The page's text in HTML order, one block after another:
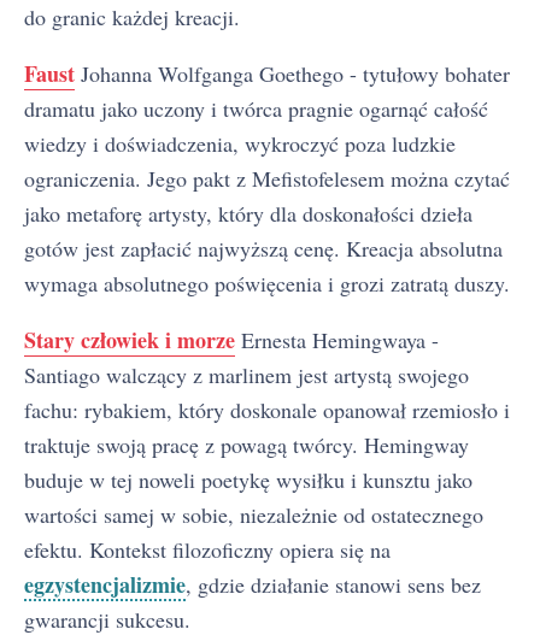
do granic każdej kreacji.
Faust Johanna Wolfganga Goethego - tytułowy bohater
dramatu jako uczony i twórca pragnie ogarnąć całość
wiedzy i doświadczenia, wykroczyć poza ludzkie
ograniczenia. Jego pakt z Mefistofelesem można czytać
jako metaforę artysty, który dla doskonałości dzieła
gotów jest zapłacić najwyższą cenę. Kreacja absolutna
wymaga absolutnego poświęcenia i grozi zatratą duszy.
Stary człowiek i morze Ernesta Hemingwaya -
Santiago walczący z marlinem jest artystą swojego
fachu: rybakiem, który doskonale opanował rzemiosło i
traktuje swoją pracę z powagą twórcy. Hemingway
buduje w tej noweli poetykę wysiłku i kunsztu jako
wartości samej w sobie, niezależnie od ostatecznego
efektu. Kontekst filozoficzny opiera się na
egzystencjalizmie, gdzie działanie stanowi sens bez
gwarancji sukcesu.